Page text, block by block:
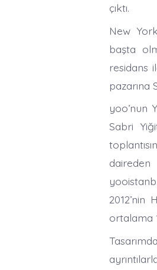
çıktı.
New
başta
residans
pazarına
yoo’nun
Sabri
2012’nin
ortalama